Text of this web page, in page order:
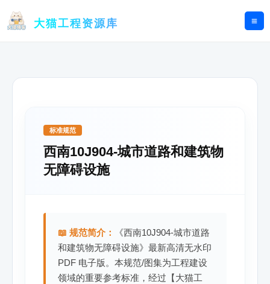
大猫工程资源库
标准规范
西南10J904-城市道路和建筑物
无障碍设施
📖 规范简介：
《西南10J904-城市道路
和建筑物无障碍设施》最新高清无水印
PDF 电子版。本规范/图集为工程建设
领域的重要参考标准，经过【大猫工